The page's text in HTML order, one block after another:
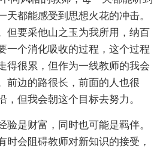
天都能感受到思想火花的冲击。
但要采他山之玉为我所用，纳百
一个消化吸收的过程，这个过程
得很累，但作为一线教师的我会
前边的路很长，前面的人也很
，但我会朝这个目标去努力。
验是财富，同时也可能是羁伴。
时会阻碍教师对新知识的接受，